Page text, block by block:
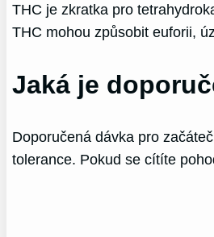
THC je zkratka pro
THC mohou způsobit euforii,
Jaká je
Doporučená dávka pro
tolerance. Pokud se cítíte